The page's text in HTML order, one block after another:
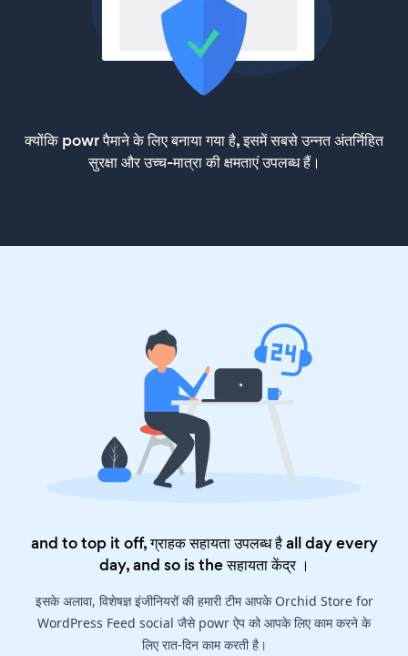
क्योंकि powr पैमाने के लिए बनाया गया है, इसमें सबसे उन्नत अंतर्निहित
सुरक्षा और उच्च-मात्रा की क्षमताएं उपलब्ध हैं।
and to top it off, ग्राहक सहायता उपलब्ध है all day every
day, and so is theसहायता केंद्र।
इसके अलावा, विशेषज्ञ इंजीनियरों की हमारी टीम आपके Orchid Store for
WordPress Feed social जैसे powr ऐप को आपके लिए काम करने के
लिए रात-दिन काम करती है।